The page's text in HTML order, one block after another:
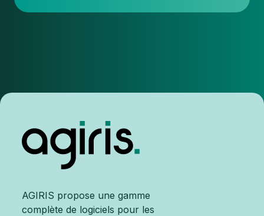
AGIRIS propose une gamme
complète de logiciels pour les